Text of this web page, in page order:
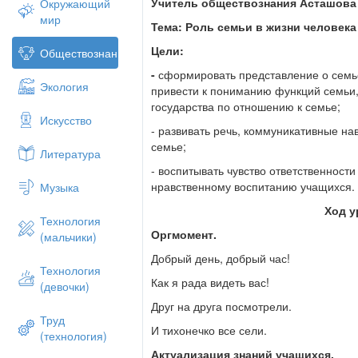
Окружающий
мир
Обществознание
Экология
Искусство
Литература
Музыка
Технология
(мальчики)
Технология
(девочки)
Труд
(технология)
И, подумав, добавил: - И МИРА тоже.
- Как вы думаете, в чем смысл
уроку? О чем мы сегодня будем
Запись темы урока (слайд1)
- Вспомним пословицы и поговорки о
«Семья крепка ладом», «Семья
держится корнями, а человек
«В дружной семье и в холод тепло»,
согласие»
Какие знания мы должны с вами
Сегодня на уроке мы с вами выясним:
1.что такое семья
2.зачем нужна семья
3. какие бывают семьи
4. как государство заботится о семье
Определение семьи
Тема: Роль семьи в жизни
Цели:
- сформировать представление о
привести к пониманию функций
государства по отношению к семье;
- развивать речь, коммуникативные
семье;
- воспитывать чувство
нравственному воспитанию учащихся.
Ход
Оргмомент.
Добрый день, добрый час!
Как я рада видеть вас!
Друг на друга посмотрели.
И тихонечко все сели.
Актуализация знаний учащихся.